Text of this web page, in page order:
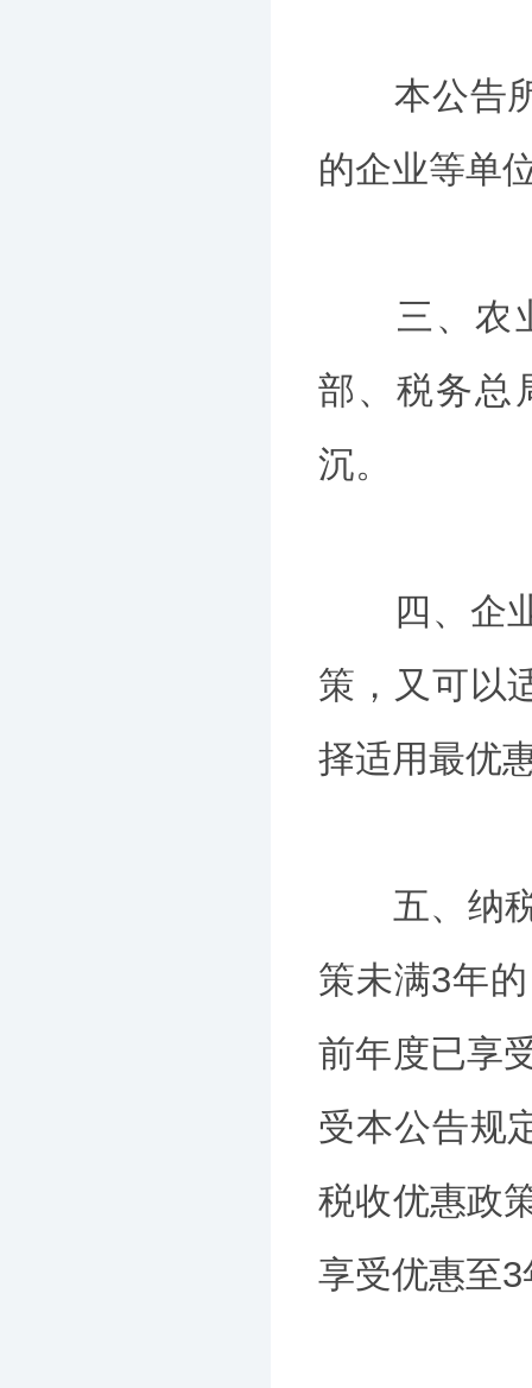
本公告所
的企业等单
三、农业
部、税务总
沉。
四、企业
策，又可以
择适用最优
五、纳税
策未满3年
前年度已享
受本公告规
税收优惠政
享受优惠至